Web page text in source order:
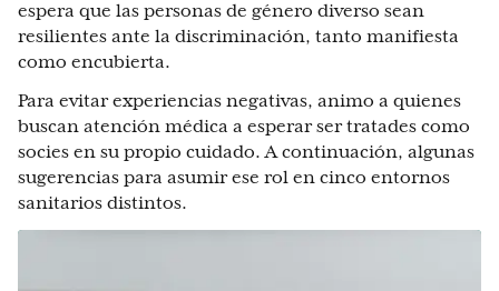
espera que las personas de género diverso sean
resilientes ante la discriminación, tanto manifiesta
como encubierta.
Para evitar experiencias negativas, animo a quienes
buscan atención médica a esperar ser tratades como
socies en su propio cuidado. A continuación, algunas
sugerencias para asumir ese rol en cinco entornos
sanitarios distintos.